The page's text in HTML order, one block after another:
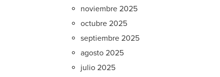
noviembre 2025
octubre 2025
septiembre 2025
agosto 2025
julio 2025